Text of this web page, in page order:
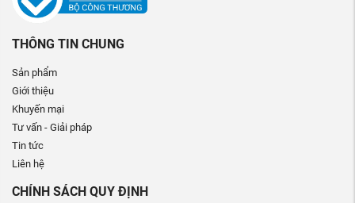
THÔNG TIN CHUNG
Sản phẩm
Giới thiệu
Khuyến mại
Tư vấn - Giải pháp
Tin tức
Liên hệ
CHÍNH SÁCH QUY ĐỊNH